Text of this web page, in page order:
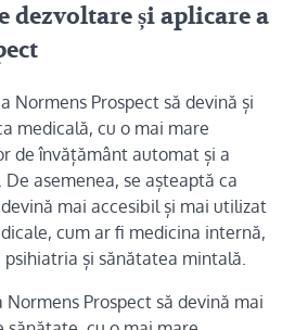
dezvoltare și aplicare a
Normens Prospect să devină și
medicală, cu o mai mare
de învățământ automat și a
asemenea, se așteaptă ca
mai accesibil și mai utilizat
cum ar fi medicina internă,
și sănătatea mintală.
Normens Prospect să devină mai